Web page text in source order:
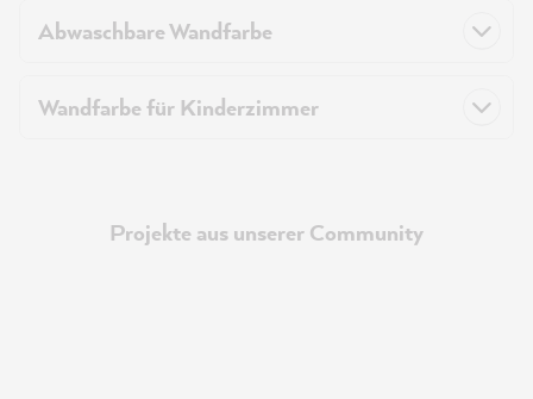
Abwaschbare Wandfarbe
Wandfarbe für Kinderzimmer
Projekte aus unserer Community